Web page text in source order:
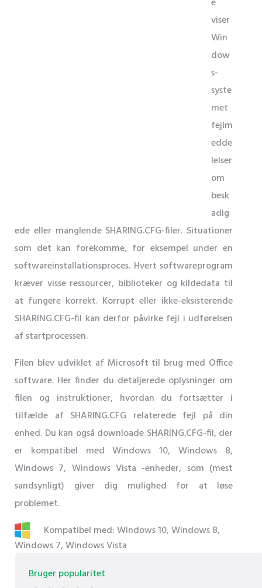
viser
Win
dow
s-
syste
met
fejlm
edde
lelser
om
besk
adig
ede eller manglende SHARING.CFG-filer. Situationer
som det kan forekomme, for eksempel under en
softwareinstallationsproces. Hvert softwareprogram
kræver visse ressourcer, biblioteker og kildedata til
at fungere korrekt. Korrupt eller ikke-eksisterende
SHARING.CFG-fil kan derfor påvirke fejl i udførelsen
af ​​startprocessen.
Filen blev udviklet af Microsoft til brug med Office
software. Her finder du detaljerede oplysninger om
filen og instruktioner, hvordan du fortsætter i
tilfælde af SHARING.CFG relaterede fejl på din
enhed. Du kan også downloade SHARING.CFG-fil, der
er kompatibel med Windows 10, Windows 8,
Windows 7, Windows Vista -enheder, som (mest
sandsynligt) giver dig mulighed for at løse
problemet.
Kompatibel med: Windows 10, Windows 8,
Windows 7, Windows Vista
Bruger popularitet